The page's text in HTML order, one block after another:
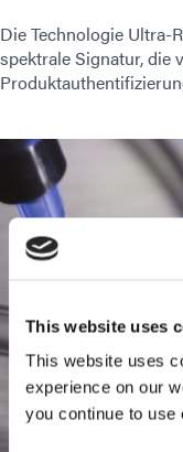
This website uses
This website uses
experience on our
you continue to use
Die Technologie Ultra-
spektrale Signatur, die